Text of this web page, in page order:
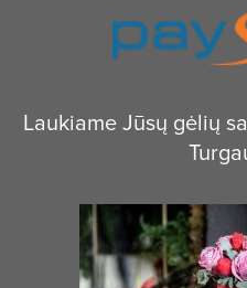
Laukiame Jūsų gėlių